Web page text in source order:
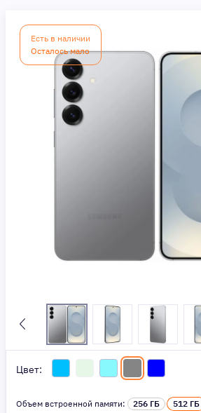
Есть в наличии
Осталось мало
Цвет:
Объем встроенной памяти: 256 ГБ 512 ГБ